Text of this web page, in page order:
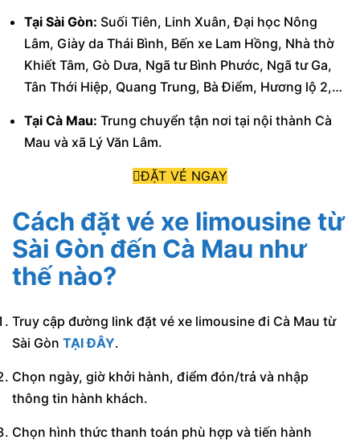
Tại Sài Gòn: Suối Tiên, Linh Xuân, Đại học Nông
Lâm, Giày da Thái Bình, Bến xe Lam Hồng, Nhà thờ
Khiết Tâm, Gò Dưa, Ngã tư Bình Phước, Ngã tư Ga,
Tân Thới Hiệp, Quang Trung, Bà Điểm, Hương lộ 2,…
Tại Cà Mau: Trung chuyển tận nơi tại nội thành Cà
Mau và xã Lý Văn Lâm.
ĐẶT VÉ NGAY
Cách đặt vé xe limousine từ
Sài Gòn đến Cà Mau như
thế nào?
Truy cập đường link đặt vé xe limousine đi Cà Mau từ
Sài Gòn TẠI ĐÂY.
Chọn ngày, giờ khởi hành, điểm đón/trả và nhập
thông tin hành khách.
Chọn hình thức thanh toán phù hợp và tiến hành